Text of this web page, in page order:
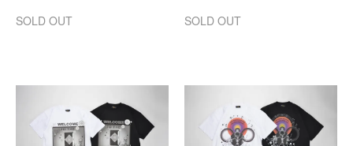
SOLD OUT
SOLD OUT